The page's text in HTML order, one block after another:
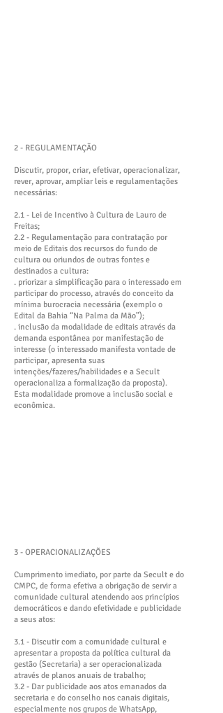
2 - REGULAMENTAÇÃO
Discutir, propor, criar, efetivar, operacionalizar,
rever, aprovar, ampliar leis e regulamentações
necessárias:
2.1 - Lei de Incentivo à Cultura de Lauro de
Freitas;
2.2 - Regulamentação para contratação por
meio de Editais dos recursos do fundo de
cultura ou oriundos de outras fontes e
destinados a cultura:
. priorizar a simplificação para o interessado em
participar do processo, através do conceito da
mínima burocracia necessária (exemplo o
Edital da Bahia “Na Palma da Mão”);
. inclusão da modalidade de editais através da
demanda espontânea por manifestação de
interesse (o interessado manifesta vontade de
participar, apresenta suas
intenções/fazeres/habilidades e a Secult
operacionaliza a formalização da proposta).
Esta modalidade promove a inclusão social e
econômica.
3 - OPERACIONALIZAÇÕES
Cumprimento imediato, por parte da Secult e do
CMPC, de forma efetiva a obrigação de servir a
comunidade cultural atendendo aos princípios
democráticos e dando efetividade e publicidade
a seus atos:
3.1 - Discutir com a comunidade cultural e
apresentar a proposta da política cultural da
gestão (Secretaria) a ser operacionalizada
através de planos anuais de trabalho;
3.2 - Dar publicidade aos atos emanados da
secretaria e do conselho nos canais digitais,
especialmente nos grupos de WhatsApp,